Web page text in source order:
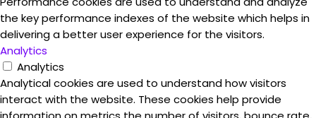
the key performance indexes of the website which helps in
delivering a better user experience for the visitors.
Analytics
Analytics
Analytical cookies are used to understand how visitors
interact with the website. These cookies help provide